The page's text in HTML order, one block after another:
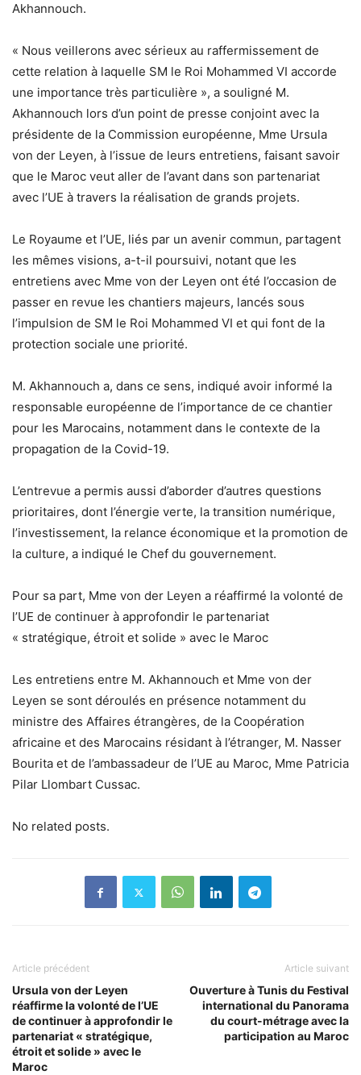
Akhannouch.
« Nous veillerons avec sérieux au raffermissement de
cette relation à laquelle SM le Roi Mohammed VI accorde
une importance très particulière », a souligné M.
Akhannouch lors d’un point de presse conjoint avec la
présidente de la Commission européenne, Mme Ursula
von der Leyen, à l’issue de leurs entretiens, faisant savoir
que le Maroc veut aller de l’avant dans son partenariat
avec l’UE à travers la réalisation de grands projets.
Le Royaume et l’UE, liés par un avenir commun, partagent
les mêmes visions, a-t-il poursuivi, notant que les
entretiens avec Mme von der Leyen ont été l’occasion de
passer en revue les chantiers majeurs, lancés sous
l’impulsion de SM le Roi Mohammed VI et qui font de la
protection sociale une priorité.
M. Akhannouch a, dans ce sens, indiqué avoir informé la
responsable européenne de l’importance de ce chantier
pour les Marocains, notamment dans le contexte de la
propagation de la Covid-19.
L’entrevue a permis aussi d’aborder d’autres questions
prioritaires, dont l’énergie verte, la transition numérique,
l’investissement, la relance économique et la promotion de
la culture, a indiqué le Chef du gouvernement.
Pour sa part, Mme von der Leyen a réaffirmé la volonté de
l’UE de continuer à approfondir le partenariat
« stratégique, étroit et solide » avec le Maroc
Les entretiens entre M. Akhannouch et Mme von der
Leyen se sont déroulés en présence notamment du
ministre des Affaires étrangères, de la Coopération
africaine et des Marocains résidant à l’étranger, M. Nasser
Bourita et de l’ambassadeur de l’UE au Maroc, Mme Patricia
Pilar Llombart Cussac.
No related posts.
Article précédent
Ursula von der Leyen
réaffirme la volonté de l’UE
de continuer à approfondir le
partenariat « stratégique,
étroit et solide » avec le
Maroc
Article suivant
Ouverture à Tunis du Festival
international du Panorama
du court-métrage avec la
participation au Maroc